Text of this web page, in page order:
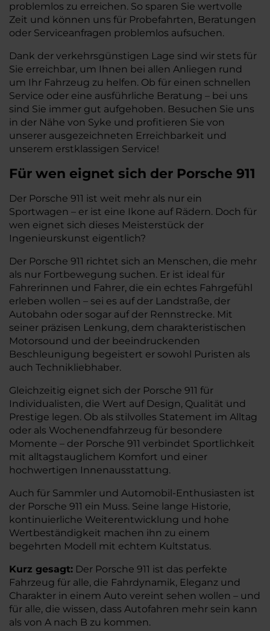
problemlos zu erreichen. So sparen Sie wertvolle
Zeit und können uns für Probefahrten, Beratungen
oder Serviceanfragen problemlos aufsuchen.
Dank der verkehrsgünstigen Lage sind wir stets für
Sie erreichbar, um Ihnen bei allen Anliegen rund
um Ihr Fahrzeug zu helfen. Ob für einen schnellen
Service oder eine ausführliche Beratung – bei uns
sind Sie immer gut aufgehoben. Besuchen Sie uns
in der Nähe von Syke und profitieren Sie von
unserer ausgezeichneten Erreichbarkeit und
unserem erstklassigen Service!
Für wen eignet sich der Porsche 911
Der Porsche 911 ist weit mehr als nur ein
Sportwagen – er ist eine Ikone auf Rädern. Doch für
wen eignet sich dieses Meisterstück der
Ingenieurskunst eigentlich?
Der Porsche 911 richtet sich an Menschen, die mehr
als nur Fortbewegung suchen. Er ist ideal für
Fahrerinnen und Fahrer, die ein echtes Fahrgefühl
erleben wollen – sei es auf der Landstraße, der
Autobahn oder sogar auf der Rennstrecke. Mit
seiner präzisen Lenkung, dem charakteristischen
Motorsound und der beeindruckenden
Beschleunigung begeistert er sowohl Puristen als
auch Technikliebhaber.
Gleichzeitig eignet sich der Porsche 911 für
Individualisten, die Wert auf Design, Qualität und
Prestige legen. Ob als stilvolles Statement im Alltag
oder als Wochenendfahrzeug für besondere
Momente – der Porsche 911 verbindet Sportlichkeit
mit alltagstauglichem Komfort und einer
hochwertigen Innenausstattung.
Auch für Sammler und Automobil-Enthusiasten ist
der Porsche 911 ein Muss. Seine lange Historie,
kontinuierliche Weiterentwicklung und hohe
Wertbeständigkeit machen ihn zu einem
begehrten Modell mit echtem Kultstatus.
Kurz gesagt: Der Porsche 911 ist das perfekte
Fahrzeug für alle, die Fahrdynamik, Eleganz und
Charakter in einem Auto vereint sehen wollen – und
für alle, die wissen, dass Autofahren mehr sein kann
als von A nach B zu kommen.